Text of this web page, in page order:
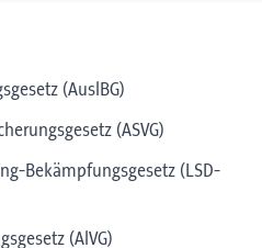
(AuslBG)
(ASVG)
Bekämpfungsgesetz (LSD-
(AlVG)